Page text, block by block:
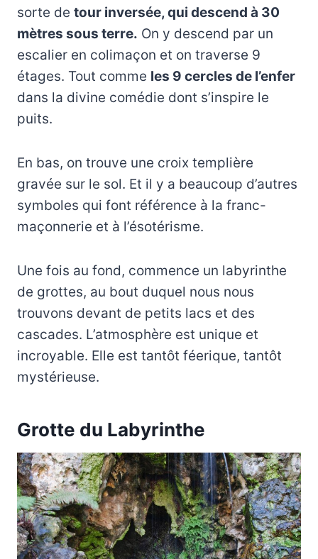
sorte de tour inversée, qui descend à 30
mètres sous terre. On y descend par un
escalier en colimaçon et on traverse 9
étages. Tout comme les 9 cercles de l’enfer
dans la divine comédie dont s’inspire le
puits.
En bas, on trouve une croix templière
gravée sur le sol. Et il y a beaucoup d’autres
symboles qui font référence à la franc-
maçonnerie et à l’ésotérisme.
Une fois au fond, commence un labyrinthe
de grottes, au bout duquel nous nous
trouvons devant de petits lacs et des
cascades. L’atmosphère est unique et
incroyable. Elle est tantôt féerique, tantôt
mystérieuse.
Grotte du Labyrinthe